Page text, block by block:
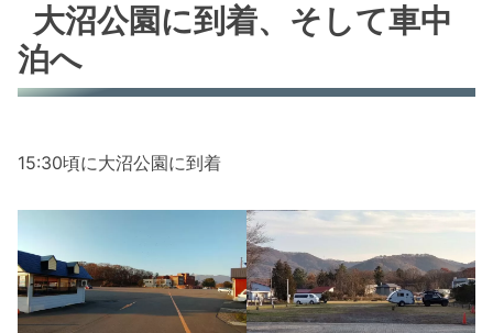
大沼公園に到着、そして車中
泊へ
15:30頃に大沼公園に到着